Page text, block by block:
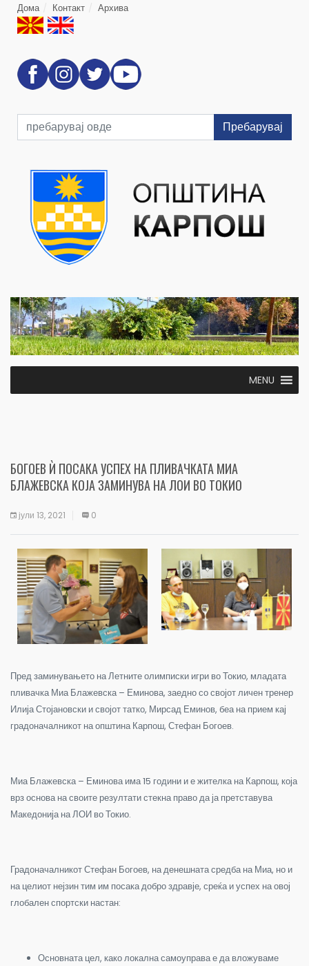
Дома Контакт Архива
Пребарувај
MENU
БОГОЕВ Ѝ ПОСАКА УСПЕХ НА ПЛИВАЧКАТА МИА
БЛАЖЕВСКА КОЈА ЗАМИНУВА НА ЛОИ ВО ТОКИО
јули 13, 2021 0
Пред заминувањето на Летните олимписки игри во Токио, младата
пливачка Миа Блажевска – Еминова, заедно со својот личен тренер
Илија Стојановски и својот татко, Мирсад Еминов, беа на прием кај
градоначалникот на општина Карпош, Стефан Богоев.
Миа Блажевска – Еминова има 15 години и е жителка на Карпош, која
врз основа на своите резултати стекна право да ја претставува
Македонија на ЛОИ во Токио.
Градоначалникот Стефан Богоев, на денешната средба на Миа, но и
на целиот нејзин тим им посака добро здравје, среќа и успех на овој
глобален спортски настан:
Основната цел, како локална самоуправа е да вложуваме